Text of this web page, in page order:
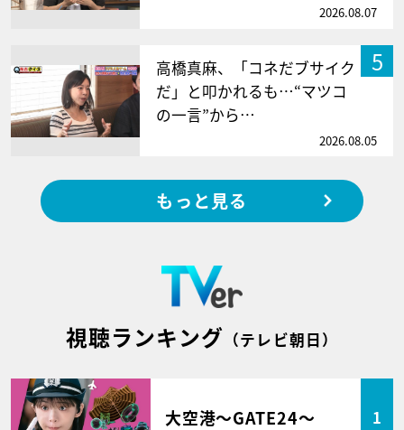
2026.08.07
5
高橋真麻、「コネだブサイク
だ」と叩かれるも…“マツコ
の一言”から…
2026.08.05
もっと見る
視聴ランキング （テレビ朝日）
大空港～GATE24～ 1